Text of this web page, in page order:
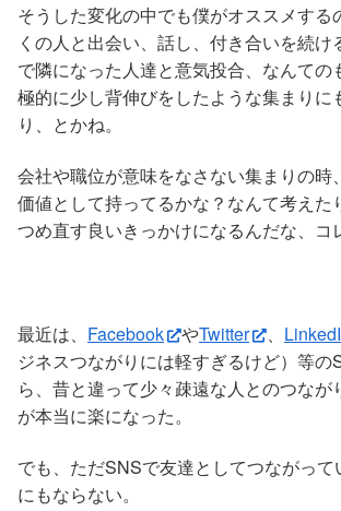
そうした変化の中でも僕がオススメする
くの人と出会い、話し、付き合いを続
で隣になった人達と意気投合、なんての
極的に少し背伸びをしたような集まりに
り、とかね。
会社や職位が意味をなさない集まりの時
価値として持ってるかな？なんて考えた
つめ直す良いきっかけになるんだな、コ
最近は、 Facebook やTwitter 、
ジネスつながりには軽すぎるけど）等の
ら、昔と違って少々疎遠な人とのつなが
が本当に楽になった。
でも、ただSNSで友達としてつながっ
にもならない。